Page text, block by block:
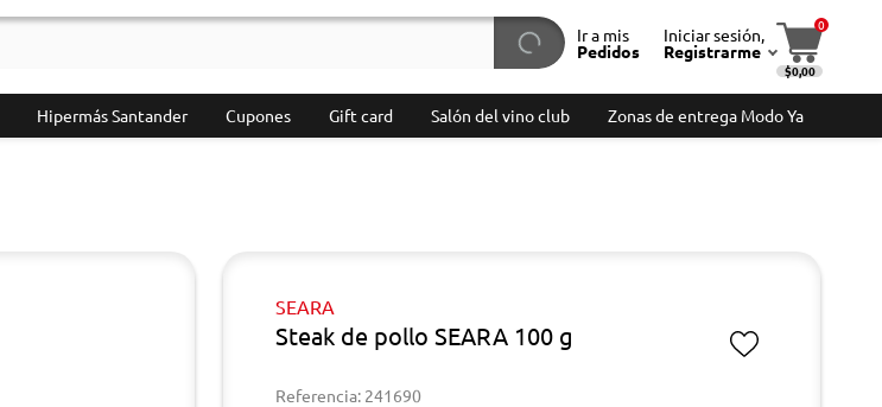
Ir a mis
Pedidos
Iniciar sesión,
Registrarme
0
$0,00
Hipermás Santander Cupones Gift card Salón del vino club Zonas de entrega Modo Ya
SEARA
Steak de pollo SEARA 100 g
Referencia: 241690